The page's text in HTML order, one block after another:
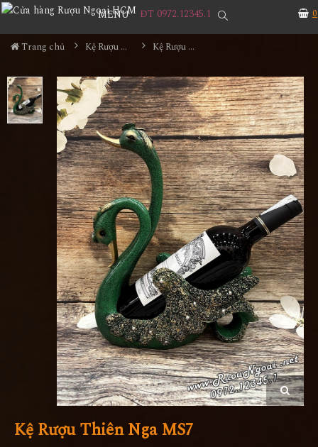
0
MENU ĐT 0972.12345.1
Trang chủ Kệ Rượu Siêu Đẹp Kệ Rượu Thiên Nga MS7
Kệ Rượu Thiên Nga MS7